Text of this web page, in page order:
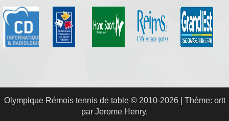
Olympique Rémois tennis de table © 2010-2026
Thème: ortt
par Jerome Henry.